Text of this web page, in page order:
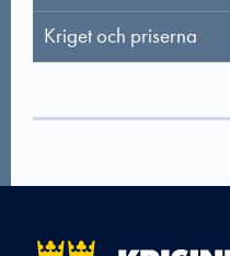
Kriget och priserna